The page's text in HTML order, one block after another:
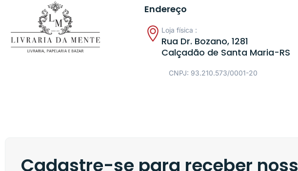
Endereço
Loja física :
Rua Dr. Bozano, 1281
Calçadão de Santa Maria-RS
CNPJ: 93.210.573/0001-20
Cadastre-se para receber